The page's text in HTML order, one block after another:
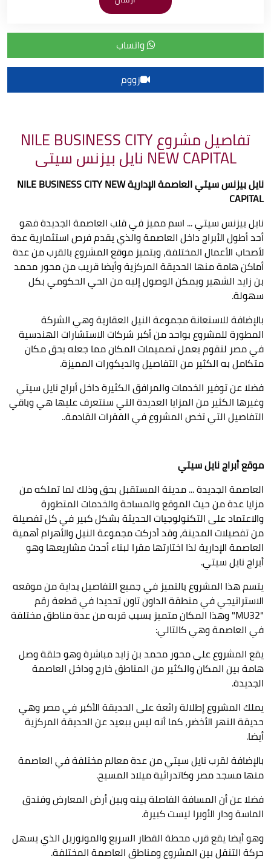
واتساب
زووم
تفاصيل مشروع NILE BUSINESS CITY
NEW CAPITAL نايل بيزنس سيتى
نايل بيزنس سيتي العاصمة الإداريةNILE BUSINESS CITY NEW
CAPITAL
نايل بيزنس سيتي ... اسم مميز في قلب العاصمة الجديدة فهو
أحد أطول الأبراج داخل العاصمة والذي يقدم فرص استثمارية عدة
لأصحاب الأعمال المختلفة، ويتميز موقع المشروع بالقرب من عدة
أماكن هامة منها الحديقة المركزية وأيضا قريب من محور محمد
بن زايد الشهير ويمكن الوصول إليه من الحي الحكومي بكل
سهولة.
بالإضافة للاستعانة مجموعة النيل العقارية وهي الشركة
المطورة للمشروع بواحد من أكبر شركات الاستشارات الهندسية
في مصر لتقوم بعمل تصميمات المكان مما جعله بحق مكان
متكامل به الكثير من التفاصيل والديكورات المميزة.
فضلا عن توفير الخدمات والمرافق الكثيرة داخل أبراج نايل سيتي
وغيرها الكثير من المزايا العديدة التي سنتعرف عليها هي وباقي
التفاصيل التي تخص المشروع في الفقرات القادمة..
موقع أبراج نايل سيتي
العاصمة الجديدة ... مدينة المستقبل بحق وذلك لما تملكه من
مزايا عدة من حيث الموقع والمساحة والخدمات المتطورة
والاعتماد على التكنولوجيات الحديثة بشكل كبير في كل تفصيلة
من تفصيلات المدينة، وقد أدركت مجموعة النيل والأهرام أهمية
العاصمة الإدارية لذا اختارتها مقرا لبناء أحدث مشاريعها وهو
أبراج نايل سيتي.
يتسم هذا المشروع بالتميز في جميع التفاصيل بداية من موقعه
الاستراتيجي في منطقة الداون تاون تحديدا في قطعة رقم
"
MU32" وهذا المكان متميز بسبب قربه من عدة مناطق مختلفة
في العاصمة وهي كالتالي:
يقع المشروع على محور محمد بن زايد مباشرة وهو حلقة وصل
هامة بين المكان والكثير من المناطق خارج وداخل العاصمة
الجديدة.
يملك المشروع إطلالة رائعة على الحديقة الأكبر في مصر وهي
حديقة النهر الأخضر، كما أنه ليس ببعيد عن الحديقة المركزية
أيضا.
بالإضافة لقرب نايل سيتي من عدة معالم مختلفة في العاصمة
منها مسجد مصر وكاتدرائية ميلاد المسيح.
فضلا عن أن المسافة الفاصلة بينه وبين أرض المعارض وفندق
الماسة ودار الأوبرا ليست كبيرة.
وهو أيضا يقع قرب محطة القطار السريع والمونوريل الذي يسهل
حركة التنقل بين المشروع ومناطق العاصمة المختلفة.